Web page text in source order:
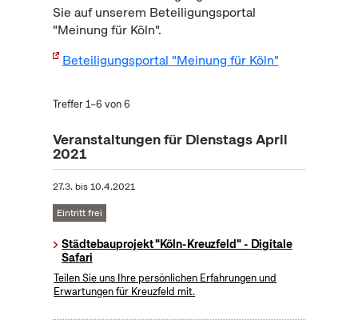
Sie auf unserem Beteiligungsportal
"Meinung für Köln".
Beteiligungsportal "Meinung für Köln"
Treffer 1–6 von 6
Veranstaltungen für Dienstags April
2021
27.3. bis10.4.2021
Eintritt frei
Städtebauprojekt "Köln-Kreuzfeld" - Digitale
Safari
Teilen Sie uns Ihre persönlichen Erfahrungen und
Erwartungen für Kreuzfeld mit.